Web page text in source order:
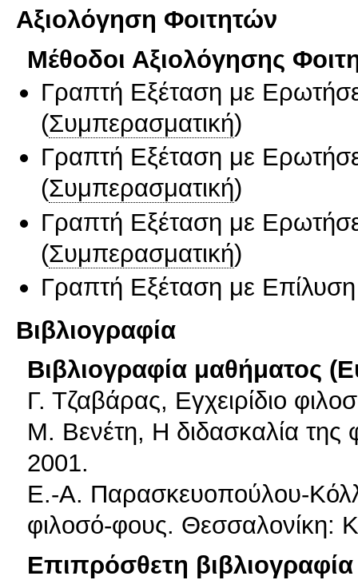
Αξιολόγηση Φοιτητών
Μέθοδοι Αξιολόγησης
Γραπτή Εξέταση με
(Συμπερασματική)
Γραπτή Εξέταση με
(Συμπερασματική)
Γραπτή Εξέταση με
(Συμπερασματική)
Γραπτή Εξέταση με
Βιβλιογραφία
Βιβλιογραφία μαθήματος
Γ. Τζαβάρας, Εγχειρίδιο
Μ. Βενέτη, Η διδασκαλία
2001.
Ε.-Α. Παρασκευοπούλου-
φιλοσό-φους. Θεσσαλονίκη:
Επιπρόσθετη βιβλιογραφία